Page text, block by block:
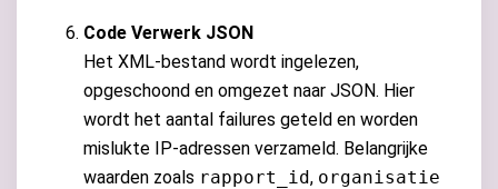
Code Verwerk JSON
Het XML-bestand wordt ingelezen,
opgeschoond en omgezet naar JSON. Hier
wordt het aantal failures geteld en worden
mislukte IP-adressen verzameld. Belangrijke
waarden zoals rapport_id, organisatie